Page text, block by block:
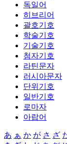
독일어
히브리어
괄호기호
학술기호
기술기호
첨자기호
라틴문자
러시아문자
단위기호
일반기호
로마자
아랍어
あ ぁ か が さ ざ